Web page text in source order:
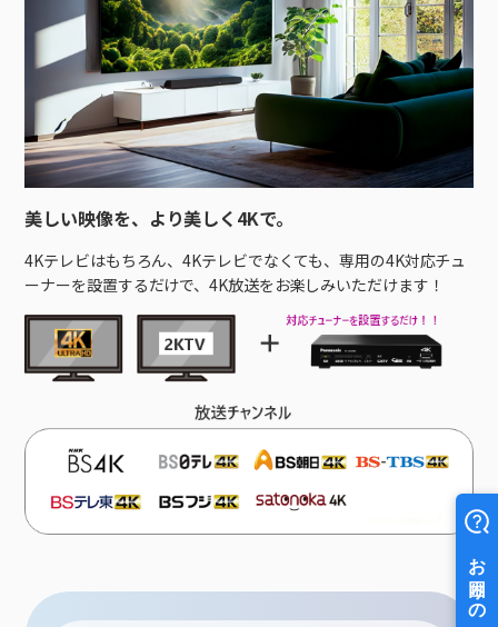
美しい映像を、より美しく4Kで。
4Kテレビはもちろん、4Kテレビでなくても、専用の4K対応チュ
ーナーを設置するだけで、4K放送をお楽しみいただけます！